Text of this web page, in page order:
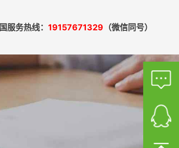
服务热线： 19157671329 （微信同号）